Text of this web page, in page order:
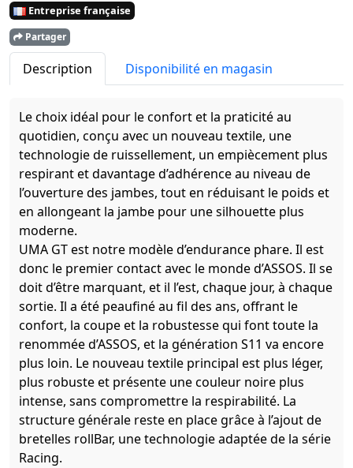
Entreprise française
Partager
Description Disponibilité en magasin
Le choix idéal pour le confort et la praticité au
quotidien, conçu avec un nouveau textile, une
technologie de ruissellement, un empiècement plus
respirant et davantage d’adhérence au niveau de
l’ouverture des jambes, tout en réduisant le poids et
en allongeant la jambe pour une silhouette plus
moderne.
UMA GT est notre modèle d’endurance phare. Il est
donc le premier contact avec le monde d’ASSOS. Il se
doit d’être marquant, et il l’est, chaque jour, à chaque
sortie. Il a été peaufiné au fil des ans, offrant le
confort, la coupe et la robustesse qui font toute la
renommée d’ASSOS, et la génération S11 va encore
plus loin. Le nouveau textile principal est plus léger,
plus robuste et présente une couleur noire plus
intense, sans compromettre la respirabilité. La
structure générale reste en place grâce à l’ajout de
bretelles rollBar, une technologie adaptée de la série
Racing.